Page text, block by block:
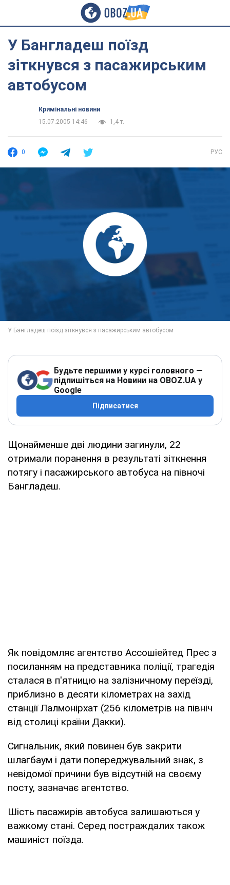
У Бангладеш поїзд
зіткнувся з пасажирським
автобусом
Кримінальні новини
15.07.2005 14:46
1,4 т.
0 РУС
Будьте першими у курсі головного —
підпишіться на Новини на OBOZ.UA у
Google
Підписатися
Щонайменше дві людини загинули, 22
отримали поранення в результаті зіткнення
потягу і пасажирського автобуса на півночі
Бангладеш.
Як повідомляє агентство Ассошіейтед Прес з
посиланням на представника поліції, трагедія
сталася в п'ятницю на залізничному переїзді,
приблизно в десяти кілометрах на захід
станції Лалмонірхат (256 кілометрів на північ
від столиці країни Дакки).
Сигнальник, який повинен був закрити
шлагбаум і дати попереджувальний знак, з
невідомої причини був відсутній на своєму
посту, зазначає агентство.
Шість пасажирів автобуса залишаються у
важкому стані. Серед постраждалих також
машиніст поїзда.